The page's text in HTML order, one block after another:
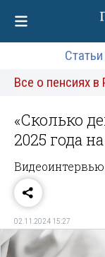
Статьи
Все о пенсиях в
«Сколько
2025 года
02.11.2024 15:27